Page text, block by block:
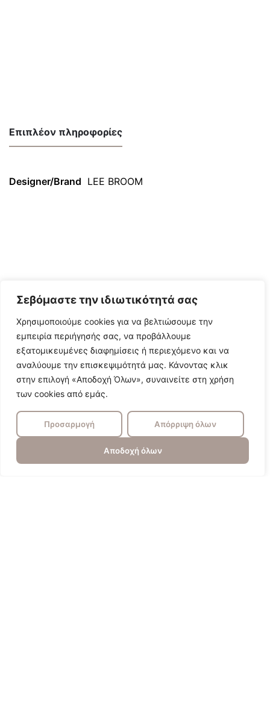
Σεβόμαστε την ιδιωτικότητά σας
Χρησιμοποιούμε cookies για να βελτιώσουμε την
εμπειρία περιήγησής σας, να προβάλλουμε
εξατομικευμένες διαφημίσεις ή περιεχόμενο και να
αναλύουμε την επισκεψιμότητά μας. Κάνοντας κλικ
στην επιλογή «Αποδοχή Όλων», συναινείτε στη χρήση
των cookies από εμάς.
Προσαρμογή Απόρριψη όλων
Αποδοχή όλων
Επιπλέον πληροφορίες
Designer/Brand LEE BROOM